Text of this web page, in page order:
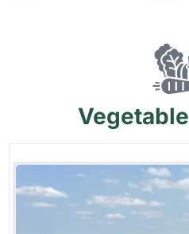
Vegetable